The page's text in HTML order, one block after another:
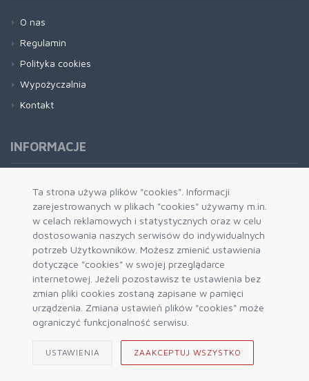
Ta strona używa plików "cookies". Informacji
zarejestrowanych w plikach "cookies" używamy m.in.
w celach reklamowych i statystycznych oraz w celu
dostosowania naszych serwisów do indywidualnych
potrzeb Użytkowników. Możesz zmienić ustawienia
dotyczące "cookies" w swojej przeglądarce
internetowej. Jeżeli pozostawisz te ustawienia bez
zmian pliki cookies zostaną zapisane w pamięci
urządzenia. Zmiana ustawień plików "cookies" może
ograniczyć funkcjonalność serwisu.
USTAWIENIA ZAAKCEPTUJ WSZYSTKO
O nas
Regulamin
Polityka cookies
Wypożyczalnia
Kontakt
INFORMACJE
Formy płatności
Dostawa i wysyłka
Zwrot i wymiana
System rabatowy
Kody rabatowe
Blog